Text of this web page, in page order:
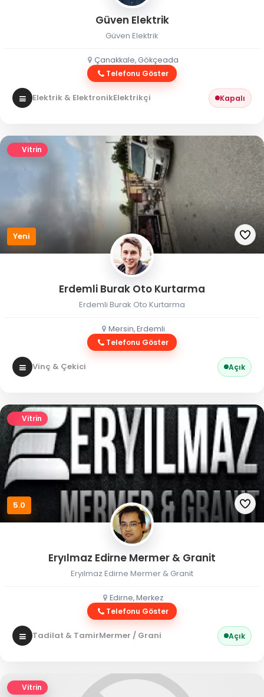
Güven Elektrik
Güven Elektrik
Çanakkale, Gökçeada
Telefonu Göster
Elektrik & ElektronikElektrikçi Kapalı
Vitrin
Yeni
Erdemli Burak Oto Kurtarma
Erdemli Burak Oto Kurtarma
Mersin, Erdemli
Telefonu Göster
Vinç & Çekici Açık
Vitrin
5.0
Eryılmaz Edirne Mermer & Granit
Eryılmaz Edirne Mermer & Granit
Edirne, Merkez
Telefonu Göster
Tadilat & TamirMermer / Granit Açık
Vitrin